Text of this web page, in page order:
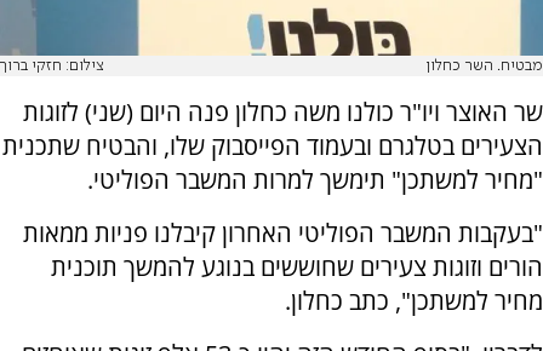
מבטיח. השר כחלון צילום: חזקי ברוך
שר האוצר ויו"ר כולנו משה כחלון פנה היום (שני) לזוגות
הצעירים בטלגרם ובעמוד הפייסבוק שלו, והבטיח שתכנית
"מחיר למשתכן" תימשך למרות המשבר הפוליטי.
"בעקבות המשבר הפוליטי האחרון קיבלנו פניות ממאות
הורים וזוגות צעירים שחוששים בנוגע להמשך תוכנית
מחיר למשתכן", כתב כחלון.